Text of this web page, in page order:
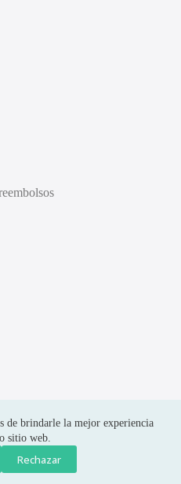
de brindarle la mejor experiencia
sitio web.
Rechazar